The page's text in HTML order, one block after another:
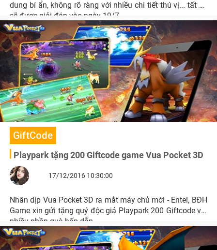
dung bí ẩn, không rõ ràng với nhiều chi tiết thú vị... tất cả
sẽ được giải đáp vào ngày 19/7.
GiftCode
Playpark tặng 200 Giftcode game Vua Pocket 3D
17/12/2016 10:30:00
Nhân dịp Vua Pocket 3D ra mắt máy chủ mới - Entei, BĐH
Game xin gửi tặng quý độc giả Playpark 200 Giftcode với
nhiều phần quà hấp dẫn.